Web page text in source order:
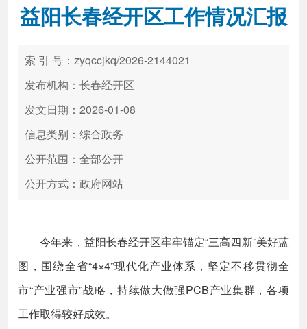
新闻中心 解读回应
政务服务
高效办成一件事
益阳长春经开区工作情况汇报
索 引 号：zyqccjkq/2026-2144021
发布机构：长春经开区
发文日期：2026-01-08
信息类别：综合政务
公开范围：全部公开
公开方式：政府网站
今年来，益阳长春经开区牢牢锚定“三高四新”美好蓝
图，围绕全省“4×4”现代化产业体系，坚定不移贯彻全
市“产业强市”战略，持续做大做强PCB产业集群，各项
工作取得较好成效。